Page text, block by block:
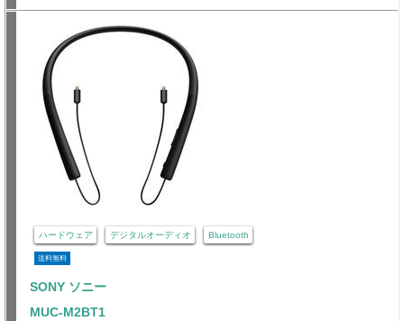
ハードウェア デジタルオーディオ Bluetooth
送料無料
SONY ソニー
MUC-M2BT1